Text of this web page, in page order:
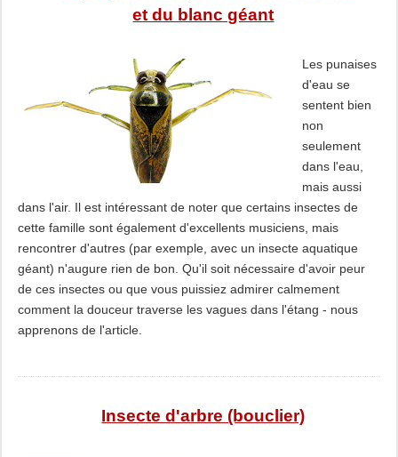
et du blanc géant
Les punaises
d'eau se
sentent bien
non
seulement
dans l'eau,
mais aussi
dans l'air. Il est intéressant de noter que certains insectes de
cette famille sont également d'excellents musiciens, mais
rencontrer d'autres (par exemple, avec un insecte aquatique
géant) n'augure rien de bon. Qu'il soit nécessaire d'avoir peur
de ces insectes ou que vous puissiez admirer calmement
comment la douceur traverse les vagues dans l'étang - nous
apprenons de l'article.
Insecte d'arbre (bouclier)